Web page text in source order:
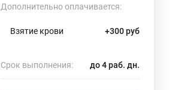
Дополнительно оплачивается:
Взятие крови +300 руб
Срок выполнения: до 4 раб. дн.